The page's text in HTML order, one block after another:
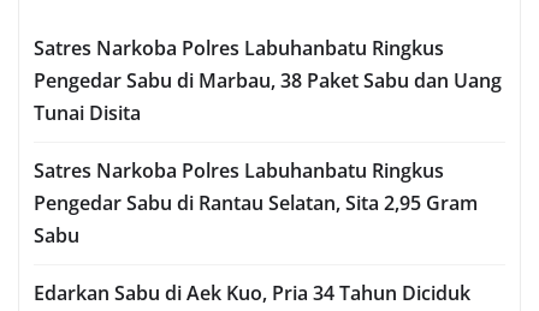
Satres Narkoba Polres Labuhanbatu Ringkus
Pengedar Sabu di Marbau, 38 Paket Sabu dan Uang
Tunai Disita
Satres Narkoba Polres Labuhanbatu Ringkus
Pengedar Sabu di Rantau Selatan, Sita 2,95 Gram
Sabu
Edarkan Sabu di Aek Kuo, Pria 34 Tahun Diciduk